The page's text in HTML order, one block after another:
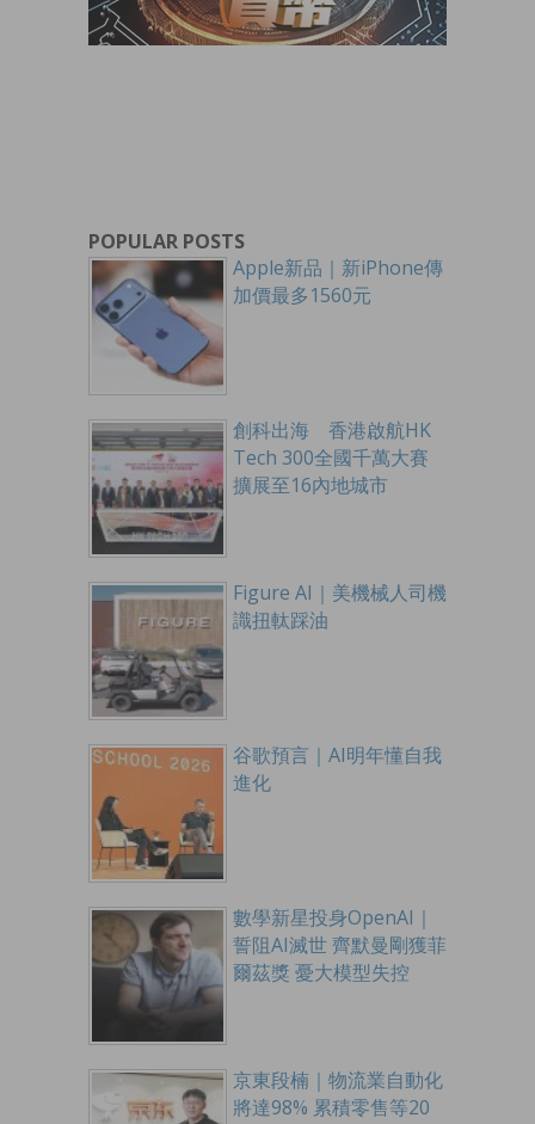
POPULAR POSTS
Apple新品｜新iPhone傳
加價最多1560元
創科出海 香港啟航HK
Tech 300全國千萬大賽
擴展至16內地城市
Figure AI｜美機械人司機
識扭軚踩油
谷歌預言｜AI明年懂自我
進化
數學新星投身OpenAI｜
誓阻AI滅世 齊默曼剛獲菲
爾茲獎 憂大模型失控
京東段楠｜物流業自動化
將達98% 累積零售等20